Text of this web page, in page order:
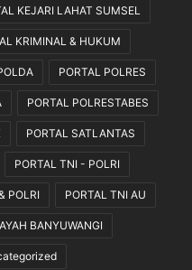
KEJARI LAHAT SUMSEL
KRIMINAL & HUKUM
PORTAL POLRES
PORTAL POLRESTABES
PORTAL SATLANTAS
PORTAL TNI - POLRI
POLRI PORTAL TNI AU
BANYUWANGI